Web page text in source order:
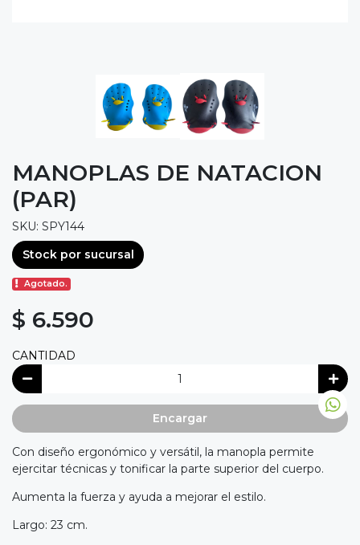
MANOPLAS DE NATACION
(PAR)
SKU: SPY144
Stock por sucursal
Agotado.
$ 6.590
CANTIDAD
Encargar
Con diseño ergonómico y versátil, la manopla permite
ejercitar técnicas y tonificar la parte superior del cuerpo.
Aumenta la fuerza y ayuda a mejorar el estilo.
Largo: 23 cm.